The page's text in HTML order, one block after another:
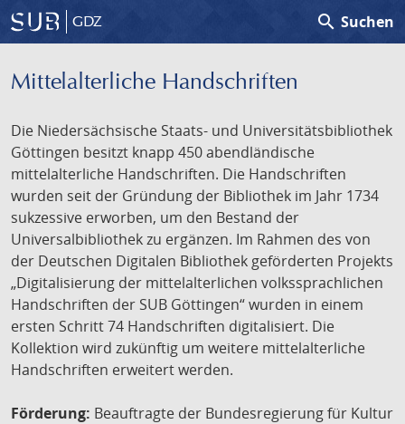
GDZ search Suchen
Mittelalterliche Handschriften
Die Niedersächsische Staats- und Universitätsbibliothek
Göttingen besitzt knapp 450 abendländische
mittelalterliche Handschriften. Die Handschriften
wurden seit der Gründung der Bibliothek im Jahr 1734
sukzessive erworben, um den Bestand der
Universalbibliothek zu ergänzen. Im Rahmen des von
der Deutschen Digitalen Bibliothek geförderten Projekts
„Digitalisierung der mittelalterlichen volkssprachlichen
Handschriften der SUB Göttingen“ wurden in einem
ersten Schritt 74 Handschriften digitalisiert. Die
Kollektion wird zukünftig um weitere mittelalterliche
Handschriften erweitert werden.
Förderung: Beauftragte der Bundesregierung für Kultur